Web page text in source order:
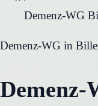
Demenz-WG
Demenz-WG in